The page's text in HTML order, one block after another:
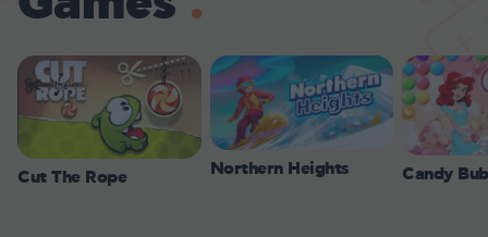
Cut The Rope Northern Heights Candy